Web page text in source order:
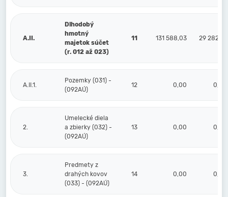
A.II.
Dlhodobý
hmotný
majetok súčet
(r. 012 až 023)
11 131 588,03 29 282,75
A.II.1.
Pozemky (031) -
(092AÚ)
12 0,00 0,00
2.
Umelecké diela
a zbierky (032) -
(092AÚ)
13 0,00 0,00
3.
Predmety z
drahých kovov
(033) - (092AÚ)
14 0,00 0,00